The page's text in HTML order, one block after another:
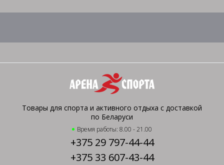
Товары для спорта и активного отдыха с доставкой
по Беларуси
Время работы: 8.00 - 21.00
+375 29 797-44-44
+375 33 607-43-44